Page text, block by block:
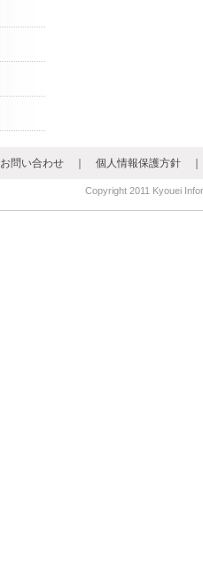
お問い合わせ｜ 個人情報保護方針
Copyright 2011 Kyouei